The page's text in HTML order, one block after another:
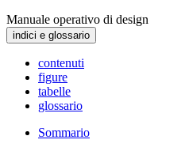
Manuale operativo di design
indici e glossario
contenuti
figure
tabelle
glossario
Sommario